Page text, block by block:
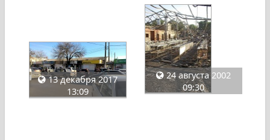
13 декабря 2017
13:09
24 августа 2002
09:30